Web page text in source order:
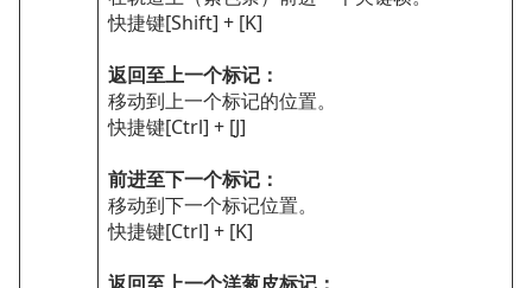
快捷键[Shift] + [K]
返回至上一个标记：
移动到上一个标记的位置。
快捷键[Ctrl] + [J]
前进至下一个标记：
移动到下一个标记位置。
快捷键[Ctrl] + [K]